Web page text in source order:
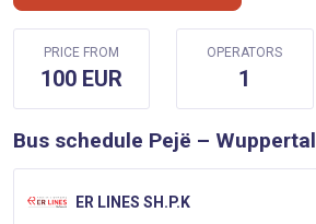
PRICE FROM
100 EUR
OPERATORS
1
Bus schedule Pejë – Wuppertal
ER LINES SH.P.K